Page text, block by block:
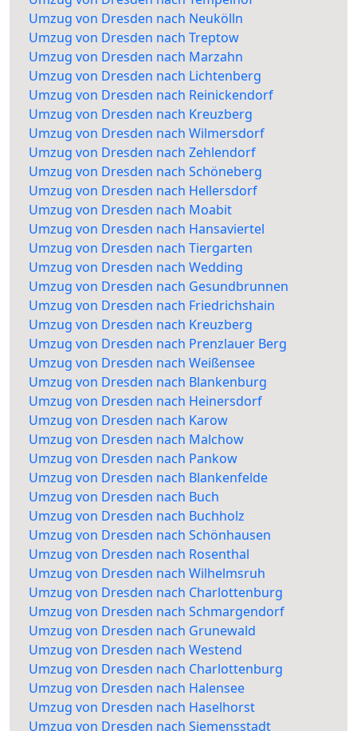
Umzug von Dresden nach Neukölln
Umzug von Dresden nach Treptow
Umzug von Dresden nach Marzahn
Umzug von Dresden nach Lichtenberg
Umzug von Dresden nach Reinickendorf
Umzug von Dresden nach Kreuzberg
Umzug von Dresden nach Wilmersdorf
Umzug von Dresden nach Zehlendorf
Umzug von Dresden nach Schöneberg
Umzug von Dresden nach Hellersdorf
Umzug von Dresden nach Moabit
Umzug von Dresden nach Hansaviertel
Umzug von Dresden nach Tiergarten
Umzug von Dresden nach Wedding
Umzug von Dresden nach Gesundbrunnen
Umzug von Dresden nach Friedrichshain
Umzug von Dresden nach Kreuzberg
Umzug von Dresden nach Prenzlauer Berg
Umzug von Dresden nach Weißensee
Umzug von Dresden nach Blankenburg
Umzug von Dresden nach Heinersdorf
Umzug von Dresden nach Karow
Umzug von Dresden nach Malchow
Umzug von Dresden nach Pankow
Umzug von Dresden nach Blankenfelde
Umzug von Dresden nach Buch
Umzug von Dresden nach Buchholz
Umzug von Dresden nach Schönhausen
Umzug von Dresden nach Rosenthal
Umzug von Dresden nach Wilhelmsruh
Umzug von Dresden nach Charlottenburg
Umzug von Dresden nach Schmargendorf
Umzug von Dresden nach Grunewald
Umzug von Dresden nach Westend
Umzug von Dresden nach Charlottenburg
Umzug von Dresden nach Halensee
Umzug von Dresden nach Haselhorst
Umzug von Dresden nach Siemensstadt